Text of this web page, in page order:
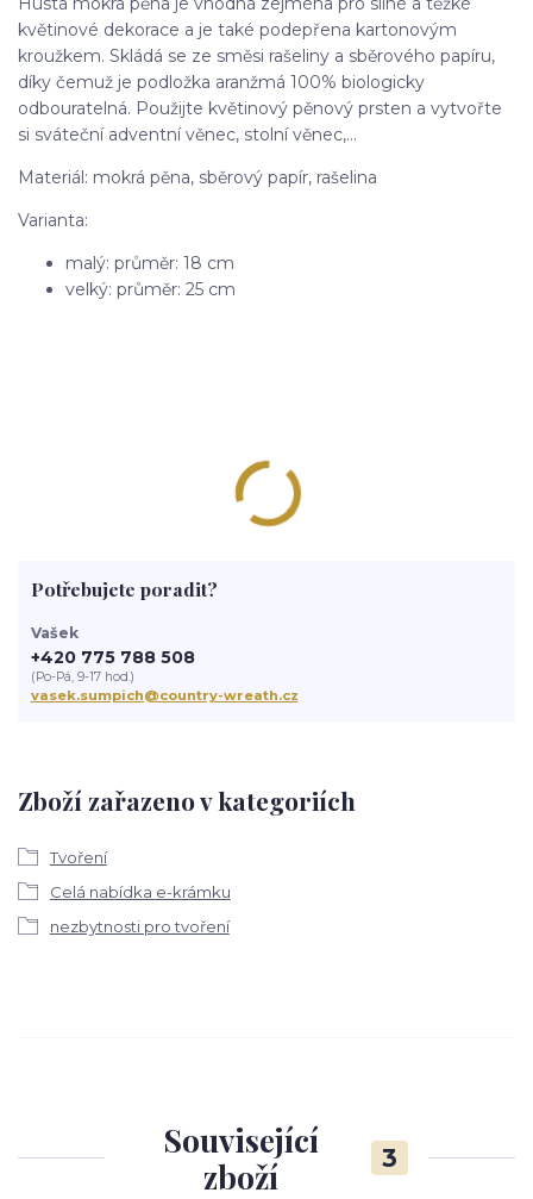
květinové dekorace a je také podepřena kartonovým
kroužkem. Skládá se ze směsi rašeliny a sběrového papíru,
díky čemuž je podložka aranžmá 100% biologicky
odbouratelná. Použijte květinový pěnový prsten a vytvořte
si sváteční adventní věnec, stolní věnec,...
Materiál: mokrá pěna, sběrový papír, rašelina
Varianta:
malý: průměr: 18 cm
velký: průměr: 25 cm
Zboží zařazeno v kategoriích
Tvoření
Celá nabídka e-krámku
nezbytnosti pro tvoření
Potřebujete poradit?
Vašek
+420 775 788 508
(Po-Pá, 9-17 hod.)
vasek.sumpich@country-wreath.cz
Související
zboží
3